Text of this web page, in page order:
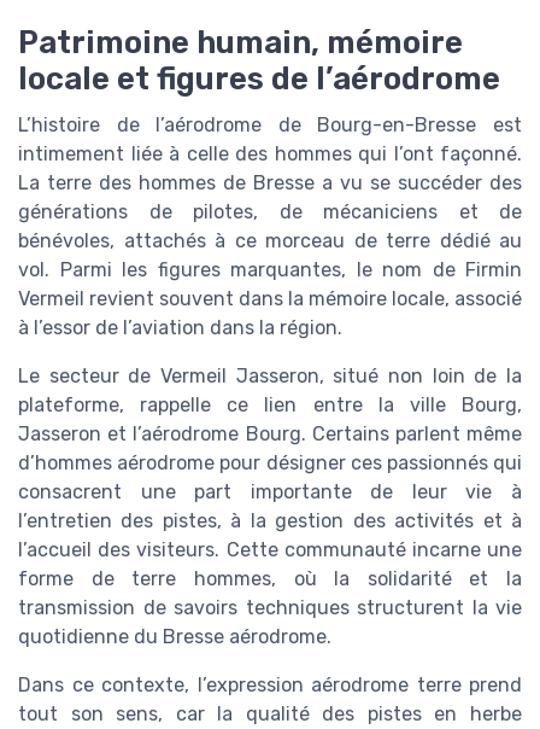
Patrimoine humain, mémoire
locale et figures de l’aérodrome
L’histoire de l’aérodrome de Bourg-en-Bresse est
intimement liée à celle des hommes qui l’ont façonné.
La terre des hommes de Bresse a vu se succéder des
générations de pilotes, de mécaniciens et de
bénévoles, attachés à ce morceau de terre dédié au
vol. Parmi les figures marquantes, le nom de Firmin
Vermeil revient souvent dans la mémoire locale, associé
à l’essor de l’aviation dans la région.
Le secteur de Vermeil Jasseron, situé non loin de la
plateforme, rappelle ce lien entre la ville Bourg,
Jasseron et l’aérodrome Bourg. Certains parlent même
d’hommes aérodrome pour désigner ces passionnés qui
consacrent une part importante de leur vie à
l’entretien des pistes, à la gestion des activités et à
l’accueil des visiteurs. Cette communauté incarne une
forme de terre hommes, où la solidarité et la
transmission de savoirs techniques structurent la vie
quotidienne du Bresse aérodrome.
Dans ce contexte, l’expression aérodrome terre prend
tout son sens, car la qualité des pistes en herbe